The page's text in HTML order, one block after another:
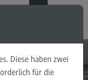
O-Mat
Diese haben zwei
für die